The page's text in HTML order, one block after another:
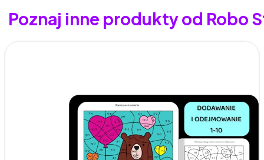
Poznaj inne produkty od Robo